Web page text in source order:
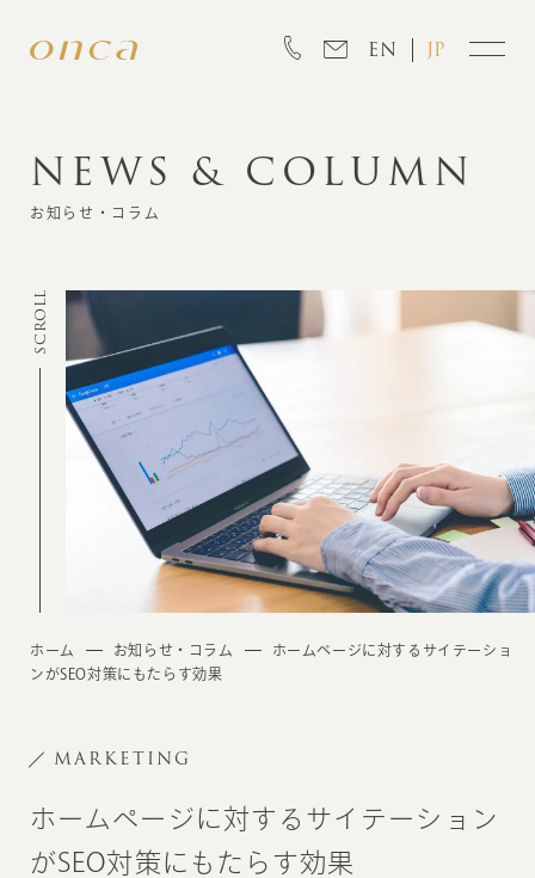
EN JP
INFORMATION
CREATION
MARKETING
NEWS & COLUMN
お知らせ・コラム
SCROLL
ホーム お知らせ・コラム
ホームページに対するサイテーショ
ンがSEO対策にもたらす効果
MARKETING
ホームページに対するサイテーション
がSEO対策にもたらす効果